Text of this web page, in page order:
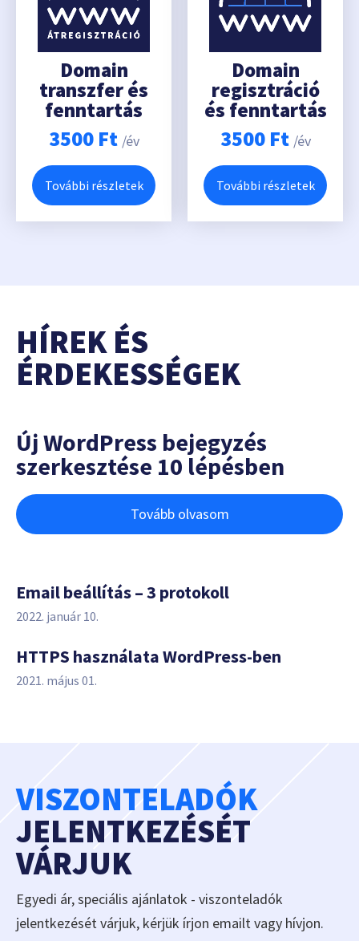
Domain
transzfer és
fenntartás
3500 Ft /év
További részletek
Domain
regisztráció
és fenntartás
3500 Ft /év
További részletek
HÍREK ÉS
ÉRDEKESSÉGEK
Új WordPress bejegyzés
szerkesztése 10 lépésben
Tovább olvasom
Email beállítás – 3 protokoll
2022. január 10.
HTTPS használata WordPress-ben
2021. május 01.
VISZONTELADÓK
JELENTKEZÉSÉT
VÁRJUK
Egyedi ár, speciális ajánlatok - viszonteladók
jelentkezését várjuk, kérjük írjon emailt vagy hívjon.